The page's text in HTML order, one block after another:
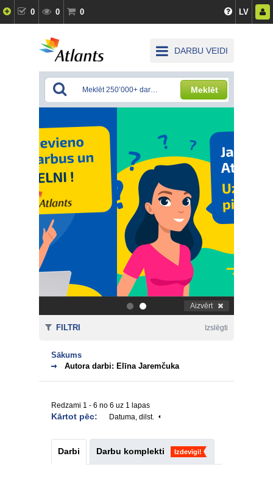
0 0 0 LV
DARBU VEIDI
Meklēt
. Aizvērt
Sākums
Autora darbi: Elīna Jaremčuka
Redzami 1 - 6 no 6 uz 1 lapas
Kārtot pēc: Datuma, dilst.
Darbi Darbu komplekti Izdevīgi!
FILTRI Izslēgti